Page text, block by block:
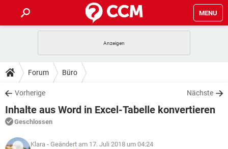
MENU
ANDROID
WINDOWS 10
WHATSAPP TIKTOK
FACEBOOK
TIPPS & TRICKS
SPIELE
WINDOWS 10
WHATSAPP
DOWNLOADS
SPIELE STREAMING
ANDROID
WINDOWS 10 INSTAGRAM
FORUM
SPIELE
LEXIKON
Forum Büro
Vorherige Nächste
Inhalte aus Word in Excel-Tabelle konvertieren
Geschlossen
Klara - Geändert am 17. Juli 2018 um 04:24